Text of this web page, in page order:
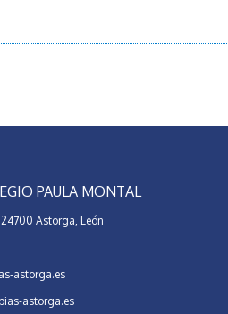
PAULA MONTAL
Astorga, León
astorga.es
astorga.es